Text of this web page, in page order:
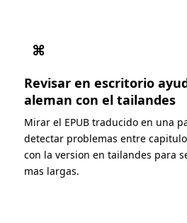
⌘
Revisar en escritorio
aleman con el tailandes
Mirar el EPUB traducido en una
detectar problemas entre
con la version en tailandes para
mas largas.